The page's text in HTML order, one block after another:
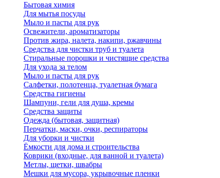
Бытовая химия
Для мытья посуды
Мыло и пасты для рук
Освежители, ароматизаторы
Против жира, налета, накипи, ржавчины
Средства для чистки труб и туалета
Стиральные порошки и чистящие средства
Для ухода за телом
Мыло и пасты для рук
Салфетки, полотенца, туалетная бумага
Средства гигиены
Шампуни, гели для душа, кремы
Средства защиты
Одежда (бытовая, защитная)
Перчатки, маски, очки, респираторы
Для уборки и чистки
Ёмкости для дома и строительства
Коврики (входные, для ванной и туалета)
Метлы, щетки, швабры
Мешки для мусора, укрывочные пленки